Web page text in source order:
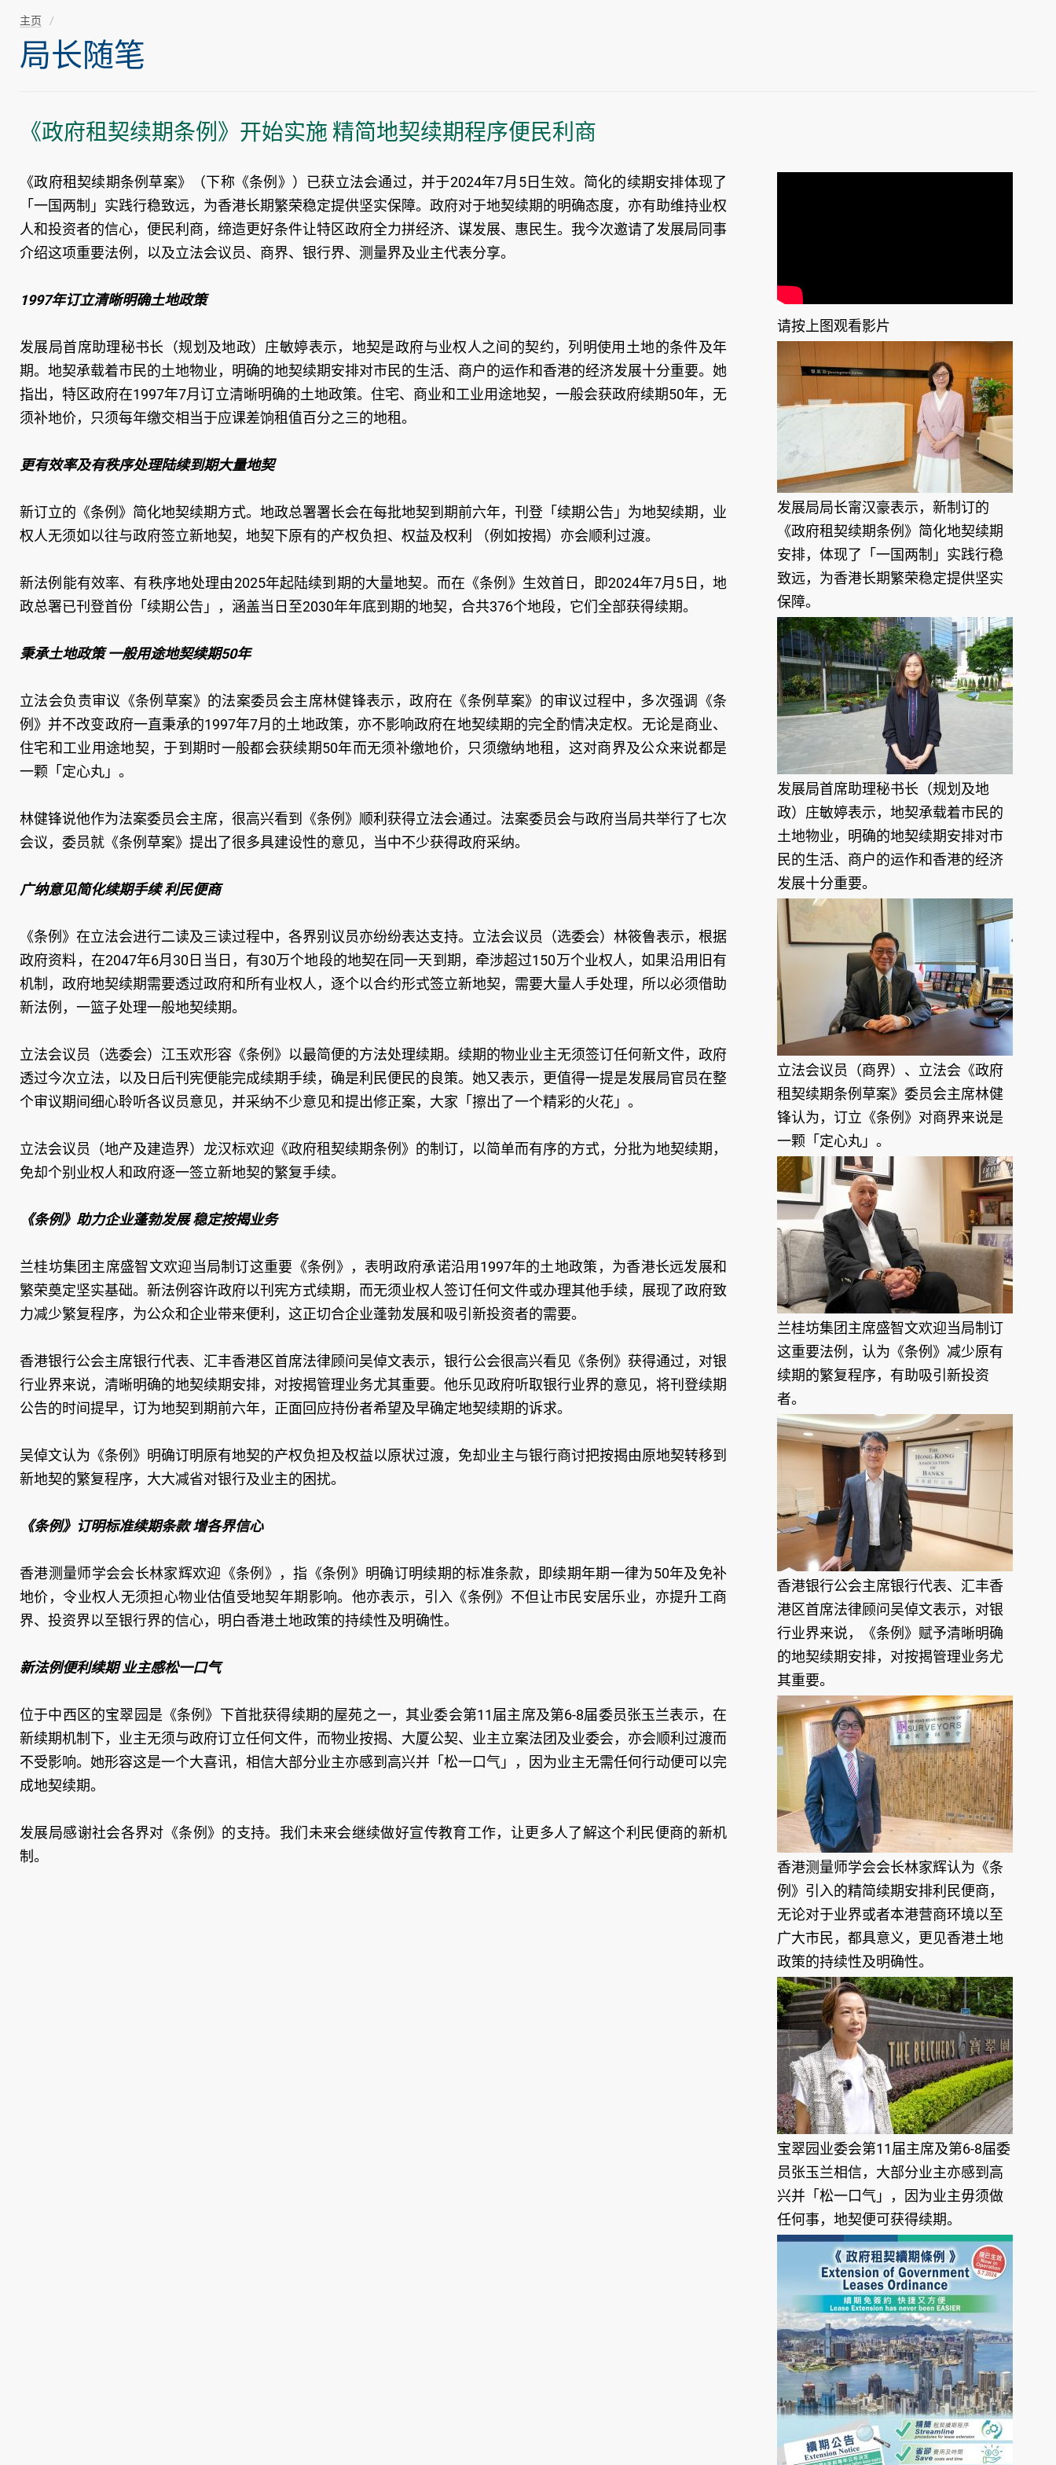
主页
局长随笔
《政府租契续期条例》开始实施 精简地契续期程序便民利商
《政府租契续期条例草案》（下称《条例》）已获立法会通过，并于2024年7月5日生效。简化的续期安排体现了
「一国两制」实践行稳致远，为香港长期繁荣稳定提供坚实保障。政府对于地契续期的明确态度，亦有助维持业权
人和投资者的信心，便民利商，缔造更好条件让特区政府全力拼经济、谋发展、惠民生。我今次邀请了发展局同事
介绍这项重要法例，以及立法会议员、商界、银行界、测量界及业主代表分享。
1997年订立清晰明确土地政策
发展局首席助理秘书长（规划及地政）庄敏婷表示，地契是政府与业权人之间的契约，列明使用土地的条件及年
期。地契承载着市民的土地物业，明确的地契续期安排对市民的生活、商户的运作和香港的经济发展十分重要。她
指出，特区政府在1997年7月订立清晰明确的土地政策。住宅、商业和工业用途地契，一般会获政府续期50年，无
须补地价，只须每年缴交相当于应课差饷租值百分之三的地租。
更有效率及有秩序处理陆续到期大量地契
新订立的《条例》简化地契续期方式。地政总署署长会在每批地契到期前六年，刊登「续期公告」为地契续期，业
权人无须如以往与政府签立新地契，地契下原有的产权负担、权益及权利 （例如按揭）亦会顺利过渡。
新法例能有效率、有秩序地处理由2025年起陆续到期的大量地契。而在《条例》生效首日，即2024年7月5日，地
政总署已刊登首份「续期公告」，涵盖当日至2030年年底到期的地契，合共376个地段，它们全部获得续期。
秉承土地政策 一般用途地契续期50年
立法会负责审议《条例草案》的法案委员会主席林健锋表示，政府在《条例草案》的审议过程中，多次强调《条
例》并不改变政府一直秉承的1997年7月的土地政策，亦不影响政府在地契续期的完全酌情决定权。无论是商业、
住宅和工业用途地契，于到期时一般都会获续期50年而无须补缴地价，只须缴纳地租，这对商界及公众来说都是
一颗「定心丸」。
林健锋说他作为法案委员会主席，很高兴看到《条例》顺利获得立法会通过。法案委员会与政府当局共举行了七次
会议，委员就《条例草案》提出了很多具建设性的意见，当中不少获得政府采纳。
广纳意见简化续期手续 利民便商
《条例》在立法会进行二读及三读过程中，各界别议员亦纷纷表达支持。立法会议员（选委会）林筱鲁表示，根据
政府资料，在2047年6月30日当日，有30万个地段的地契在同一天到期，牵涉超过150万个业权人，如果沿用旧有
机制，政府地契续期需要透过政府和所有业权人，逐个以合约形式签立新地契，需要大量人手处理，所以必须借助
新法例，一篮子处理一般地契续期。
立法会议员（选委会）江玉欢形容《条例》以最简便的方法处理续期。续期的物业业主无须签订任何新文件，政府
透过今次立法，以及日后刊宪便能完成续期手续，确是利民便民的良策。她又表示，更值得一提是发展局官员在整
个审议期间细心聆听各议员意见，并采纳不少意见和提出修正案，大家「擦出了一个精彩的火花」。
立法会议员（地产及建造界）龙汉标欢迎《政府租契续期条例》的制订，以简单而有序的方式，分批为地契续期，
免却个别业权人和政府逐一签立新地契的繁复手续。
《条例》助力企业蓬勃发展 稳定按揭业务
兰桂坊集团主席盛智文欢迎当局制订这重要《条例》，表明政府承诺沿用1997年的土地政策，为香港长远发展和
繁荣奠定坚实基础。新法例容许政府以刊宪方式续期，而无须业权人签订任何文件或办理其他手续，展现了政府致
力减少繁复程序，为公众和企业带来便利，这正切合企业蓬勃发展和吸引新投资者的需要。
香港银行公会主席银行代表、汇丰香港区首席法律顾问吴倬文表示，银行公会很高兴看见《条例》获得通过，对银
行业界来说，清晰明确的地契续期安排，对按揭管理业务尤其重要。他乐见政府听取银行业界的意见，将刊登续期
公告的时间提早，订为地契到期前六年，正面回应持份者希望及早确定地契续期的诉求。
吴倬文认为《条例》明确订明原有地契的产权负担及权益以原状过渡，免却业主与银行商讨把按揭由原地契转移到
新地契的繁复程序，大大减省对银行及业主的困扰。
《条例》订明标准续期条款 增各界信心
香港测量师学会会长林家辉欢迎《条例》，指《条例》明确订明续期的标准条款，即续期年期一律为50年及免补
地价，令业权人无须担心物业估值受地契年期影响。他亦表示，引入《条例》不但让市民安居乐业，亦提升工商
界、投资界以至银行界的信心，明白香港土地政策的持续性及明确性。
新法例便利续期 业主感松一口气
位于中西区的宝翠园是《条例》下首批获得续期的屋苑之一，其业委会第11届主席及第6-8届委员张玉兰表示，在
新续期机制下，业主无须与政府订立任何文件，而物业按揭、大厦公契、业主立案法团及业委会，亦会顺利过渡而
不受影响。她形容这是一个大喜讯，相信大部分业主亦感到高兴并「松一口气」，因为业主无需任何行动便可以完
成地契续期。
发展局感谢社会各界对《条例》的支持。我们未来会继续做好宣传教育工作，让更多人了解这个利民便商的新机
制。
请按上图观看影片
发展局局长甯汉豪表示，新制订的
《政府租契续期条例》简化地契续期
安排，体现了「一国两制」实践行稳
致远，为香港长期繁荣稳定提供坚实
保障。
发展局首席助理秘书长（规划及地
政）庄敏婷表示，地契承载着市民的
土地物业，明确的地契续期安排对市
民的生活、商户的运作和香港的经济
发展十分重要。
立法会议员（商界）、立法会《政府
租契续期条例草案》委员会主席林健
锋认为，订立《条例》对商界来说是
一颗「定心丸」。
兰桂坊集团主席盛智文欢迎当局制订
这重要法例，认为《条例》减少原有
续期的繁复程序，有助吸引新投资
者。
香港银行公会主席银行代表、汇丰香
港区首席法律顾问吴倬文表示，对银
行业界来说，《条例》赋予清晰明确
的地契续期安排，对按揭管理业务尤
其重要。
香港测量师学会会长林家辉认为《条
例》引入的精简续期安排利民便商，
无论对于业界或者本港营商环境以至
广大市民，都具意义，更见香港土地
政策的持续性及明确性。
宝翠园业委会第11届主席及第6-8届委
员张玉兰相信，大部分业主亦感到高
兴并「松一口气」，因为业主毋须做
任何事，地契便可获得续期。